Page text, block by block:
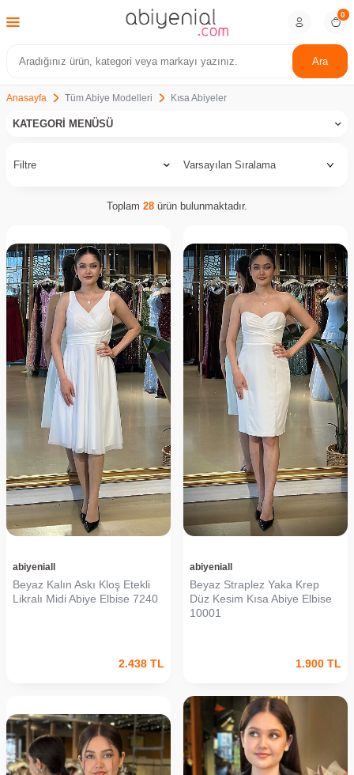
Ara
0
Anasayfa Tüm Abiye Modelleri Kısa Abiyeler
KATEGORI MENÜSÜ
Filtre
Toplam 28 ürün bulunmaktadır.
abiyeniall
Beyaz Kalın Askı Kloş Etekli
Likralı Midi Abiye Elbise 7240
2.438 TL
abiyeniall
Beyaz Straplez Yaka Krep
Düz Kesim Kısa Abiye Elbise
10001
1.900 TL